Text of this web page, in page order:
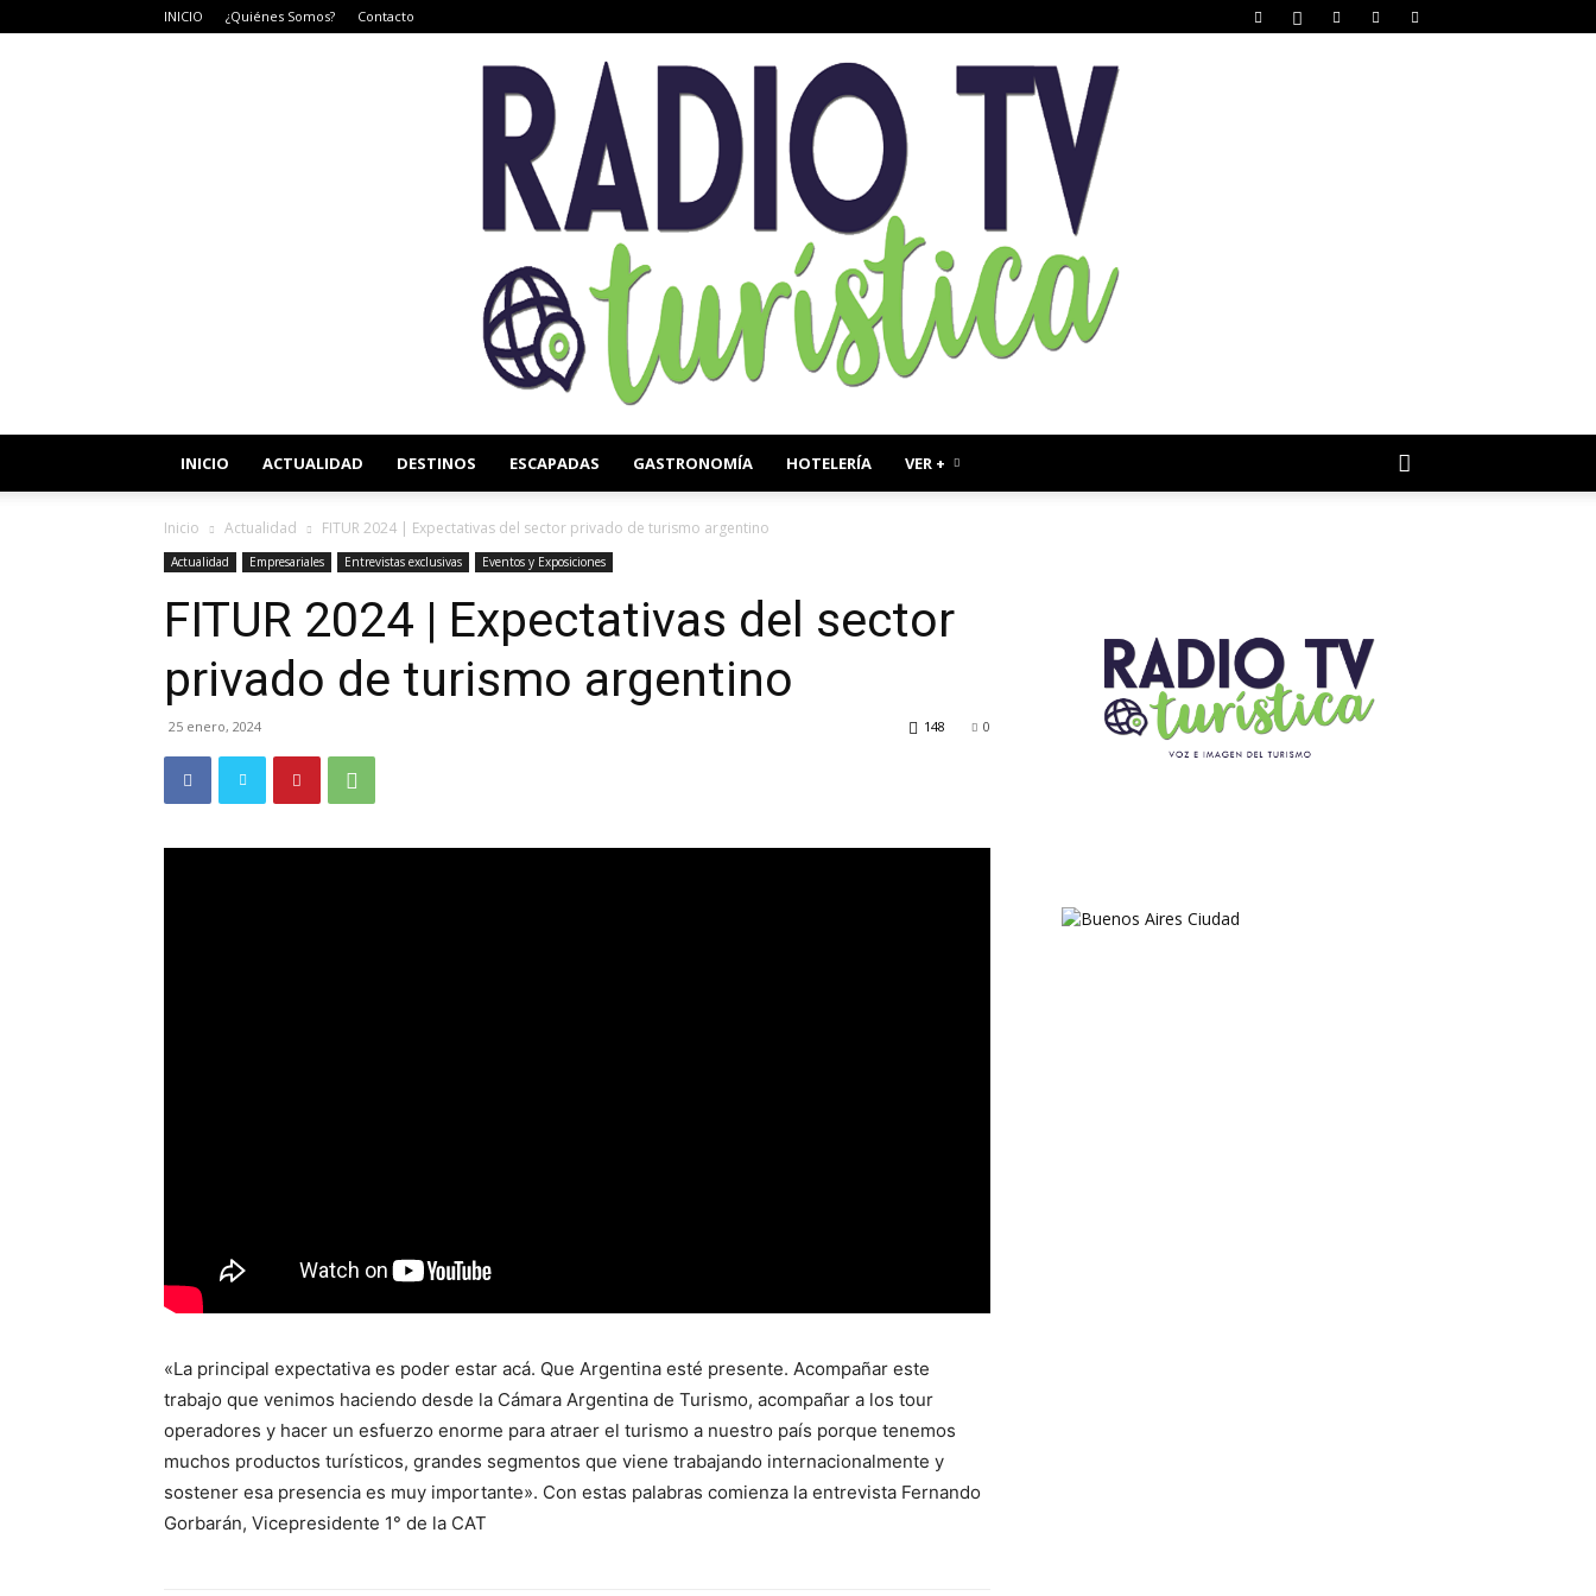
INICIO ¿Quiénes Somos? Contacto
INICIO ACTUALIDAD DESTINOS ESCAPADAS GASTRONOMÍA HOTELERÍA VER +
Inicio Actualidad FITUR 2024 | Expectativas del sector privado de turismo argentino
Actualidad Empresariales Entrevistas exclusivas Eventos y Exposiciones
FITUR 2024 | Expectativas del sector
privado de turismo argentino
25 enero, 2024 0
148
«La principal expectativa es poder estar acá. Que Argentina esté presente. Acompañar este
trabajo que venimos haciendo desde la Cámara Argentina de Turismo, acompañar a los tour
operadores y hacer un esfuerzo enorme para atraer el turismo a nuestro país porque tenemos
muchos productos turísticos, grandes segmentos que viene trabajando internacionalmente y
sostener esa presencia es muy importante». Con estas palabras comienza la entrevista Fernando
Gorbarán, Vicepresidente 1° de la CAT